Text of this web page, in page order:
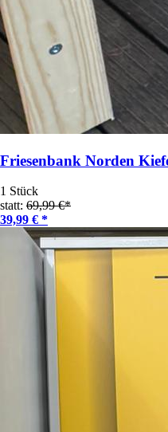
Friesenbank Norden
1 Stück
statt: 69,99 €*
39,99 € *